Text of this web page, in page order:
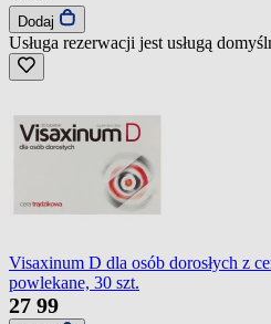
Dodaj
Usługa rezerwacji jest usługą
Visaxinum D dla osób dorosłych z
powlekane, 30 szt.
27 99